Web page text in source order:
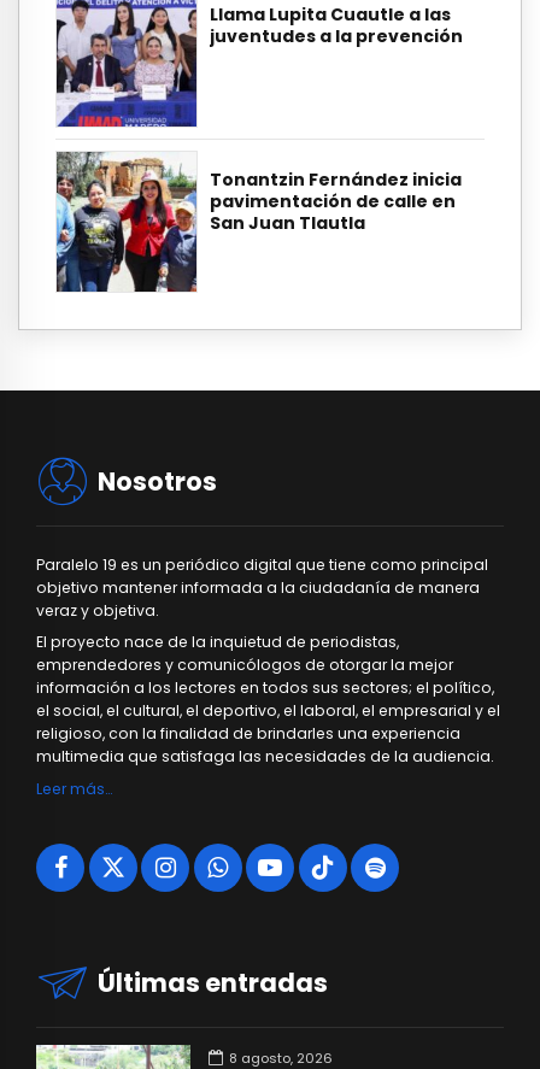
Llama Lupita Cuautle a las
juventudes a la prevención
Tonantzin Fernández inicia
pavimentación de calle en
San Juan Tlautla
Nosotros
Paralelo 19 es un periódico digital que tiene como principal
objetivo mantener informada a la ciudadanía de manera
veraz y objetiva.
El proyecto nace de la inquietud de periodistas,
emprendedores y comunicólogos de otorgar la mejor
información a los lectores en todos sus sectores; el político,
el social, el cultural, el deportivo, el laboral, el empresarial y el
religioso, con la finalidad de brindarles una experiencia
multimedia que satisfaga las necesidades de la audiencia.
Leer más…
Últimas entradas
8 agosto, 2026